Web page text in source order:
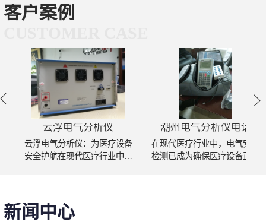
客户案例
云浮电气分析仪
云浮电气分析仪：为医疗设备
安全护航在现代医疗行业中，
和使用频率日益增加..
潮州电气分析仪电话
在现代医疗行业中，电气安全
检测已成为确保医疗设备正常
新闻中心